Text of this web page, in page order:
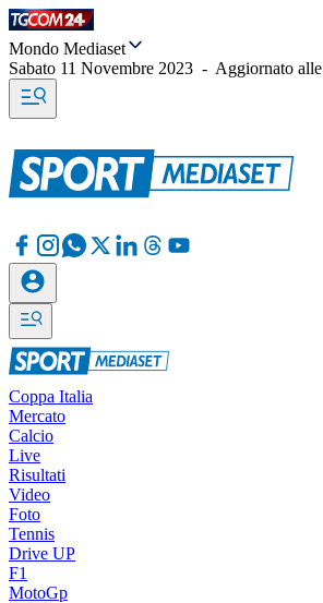
Mondo Mediaset
Sabato 11 Novembre 2023 - Aggiornato alle
Coppa Italia
Mercato
Calcio
Live
Risultati
Video
Foto
Tennis
Drive UP
F1
MotoGp